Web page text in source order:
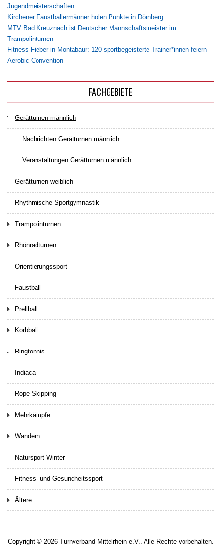
Jugendmeisterschaften
Kirchener Faustballermänner holen Punkte in Dörnberg
MTV Bad Kreuznach ist Deutscher Mannschaftsmeister im
Trampolinturnen
Fitness-Fieber in Montabaur: 120 sportbegeisterte Trainer*innen feiern
Aerobic-Convention
FACHGEBIETE
Gerätturnen männlich
Nachrichten Gerätturnen männlich
Veranstaltungen Gerätturnen männlich
Gerätturnen weiblich
Rhythmische Sportgymnastik
Trampolinturnen
Rhönradturnen
Orientierungssport
Faustball
Prellball
Korbball
Ringtennis
Indiaca
Rope Skipping
Mehrkämpfe
Wandern
Natursport Winter
Fitness- und Gesundheitssport
Ältere
Copyright © 2026 Turnverband Mittelrhein e.V.. Alle Rechte vorbehalten.